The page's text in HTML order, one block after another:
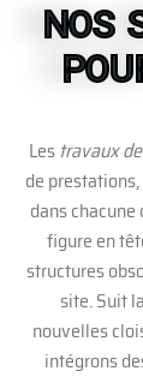
NOS
Les travaux
de
dans
figure en
structures
site. Suit
nouvelles
intégrons